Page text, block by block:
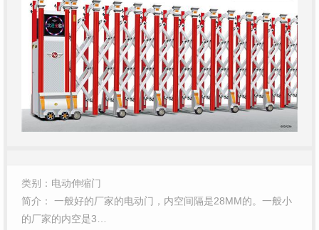
类别：电动伸缩门
简介： 一般好的厂家的电动门，内空间隔是28MM的。一般小
的厂家的内空是3…